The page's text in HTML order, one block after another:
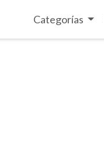
Categorías